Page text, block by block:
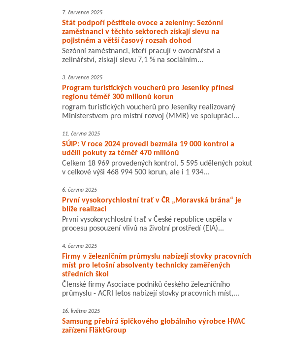
7. července 2025
Stát podpoří pěstitele ovoce a zeleniny: Sezónní
zaměstnanci v těchto sektorech získají slevu na
pojistném a větší časový rozsah dohod
Sezónní zaměstnanci, kteří pracují v ovocnářství a
zelinářství, získají slevu 7,1 % na sociálním...
3. července 2025
Program turistických voucherů pro Jeseníky přinesl
regionu téměř 300 milionů korun
rogram turistických voucherů pro Jeseníky realizovaný
Ministerstvem pro místní rozvoj (MMR) ve spolupráci...
11. června 2025
SÚIP: V roce 2024 provedl bezmála 19 000 kontrol a
udělil pokuty za téměř 470 miliónů
Celkem 18 969 provedených kontrol, 5 595 udělených pokut
v celkové výši 468 994 500 korun, ale i 1 934...
6. června 2025
První vysokorychlostní trať v ČR „Moravská brána“ je
blíže realizaci
První vysokorychlostní trať v České republice uspěla v
procesu posouzení vlivů na životní prostředí (EIA)...
4. června 2025
Firmy v železničním průmyslu nabízejí stovky pracovních
míst pro letošní absolventy technicky zaměřených
středních škol
Členské firmy Asociace podniků českého železničního
průmyslu - ACRI letos nabízejí stovky pracovních míst,...
16. května 2025
Samsung přebírá špičkového globálního výrobce HVAC
zařízení FläktGroup